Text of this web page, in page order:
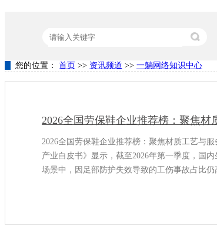
您的位置： 首页 >> 资讯频道 >> 一躺网络知识中心
2026全国劳保鞋企业推荐榜：聚焦材
2026全国劳保鞋企业推荐榜：聚焦材质工艺与
产业白皮书》显示，截至2026年第一季度，国
场景中，因足部防护失效导致的工伤事故占比